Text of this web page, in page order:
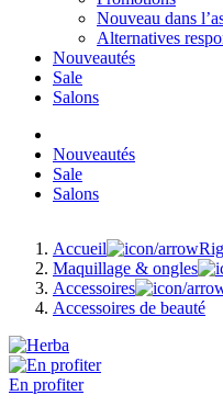
Nouveau dans
Alternatives
Nouveautés
Sale
Salons
Nouveautés
Sale
Salons
Accueil
Maquillage & ongles
Accessoires
Accessoires de beauté
En profiter